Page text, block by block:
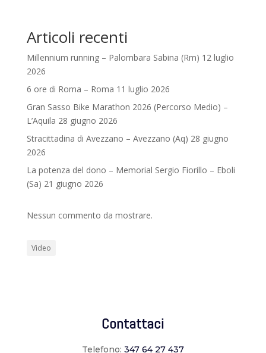
Articoli recenti
Millennium running – Palombara Sabina (Rm) 12 luglio
2026
6 ore di Roma – Roma 11 luglio 2026
Gran Sasso Bike Marathon 2026 (Percorso Medio) –
L’Aquila 28 giugno 2026
Stracittadina di Avezzano – Avezzano (Aq) 28 giugno
2026
La potenza del dono – Memorial Sergio Fiorillo – Eboli
(Sa) 21 giugno 2026
Nessun commento da mostrare.
Video
Contattaci
Telefono: 347 64 27 437